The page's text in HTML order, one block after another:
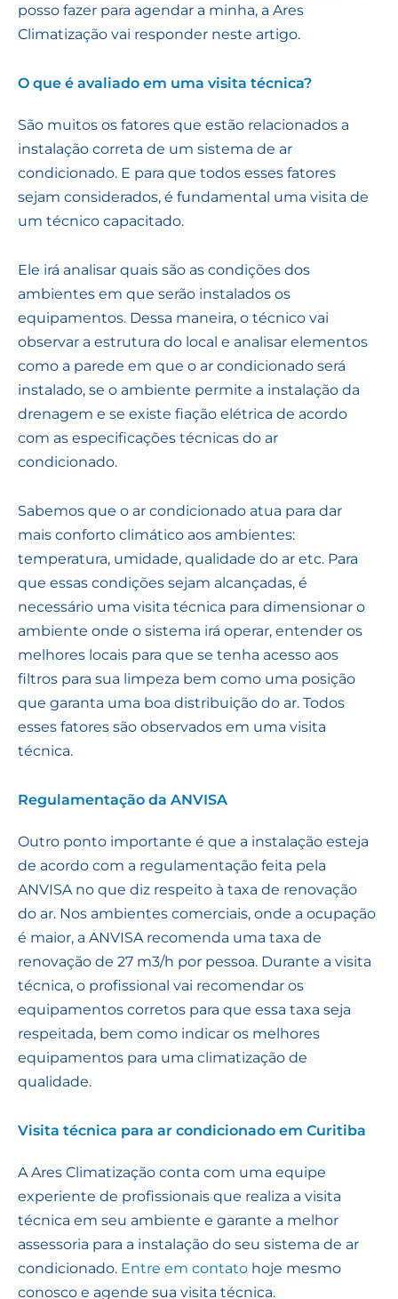
posso fazer para agendar a minha, a Ares
Climatização vai responder neste artigo.
O que é avaliado em uma visita técnica?
São muitos os fatores que estão relacionados a
instalação correta de um sistema de ar
condicionado. E para que todos esses fatores
sejam considerados, é fundamental uma visita de
um técnico capacitado.
Ele irá analisar quais são as condições dos
ambientes em que serão instalados os
equipamentos. Dessa maneira, o técnico vai
observar a estrutura do local e analisar elementos
como a parede em que o ar condicionado será
instalado, se o ambiente permite a instalação da
drenagem e se existe fiação elétrica de acordo
com as especificações técnicas do ar
condicionado.
Sabemos que o ar condicionado atua para dar
mais conforto climático aos ambientes:
temperatura, umidade, qualidade do ar etc. Para
que essas condições sejam alcançadas, é
necessário uma visita técnica para dimensionar o
ambiente onde o sistema irá operar, entender os
melhores locais para que se tenha acesso aos
filtros para sua limpeza bem como uma posição
que garanta uma boa distribuição do ar. Todos
esses fatores são observados em uma visita
técnica.
Regulamentação da ANVISA
Outro ponto importante é que a instalação esteja
de acordo com a regulamentação feita pela
ANVISA no que diz respeito à taxa de renovação
do ar. Nos ambientes comerciais, onde a ocupação
é maior, a ANVISA recomenda uma taxa de
renovação de 27 m3/h por pessoa. Durante a visita
técnica, o profissional vai recomendar os
equipamentos corretos para que essa taxa seja
respeitada, bem como indicar os melhores
equipamentos para uma climatização de
qualidade.
Visita técnica para ar condicionado em Curitiba
A Ares Climatização conta com uma equipe
experiente de profissionais que realiza a visita
técnica em seu ambiente e garante a melhor
assessoria para a instalação do seu sistema de ar
condicionado. Entre em contato hoje mesmo
conosco e agende sua visita técnica.